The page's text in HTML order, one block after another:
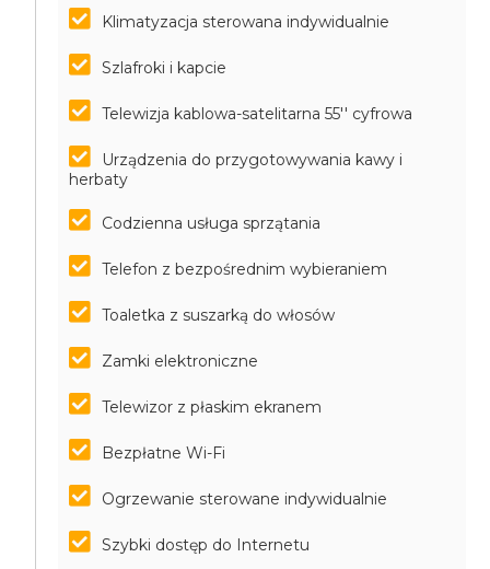
Klimatyzacja sterowana indywidualnie
Szlafroki i kapcie
Telewizja kablowa-satelitarna 55'' cyfrowa
Urządzenia do przygotowywania kawy i
herbaty
Codzienna usługa sprzątania
Telefon z bezpośrednim wybieraniem
Toaletka z suszarką do włosów
Zamki elektroniczne
Telewizor z płaskim ekranem
Bezpłatne Wi-Fi
Ogrzewanie sterowane indywidualnie
Szybki dostęp do Internetu